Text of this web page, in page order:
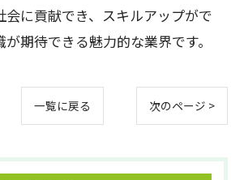
会に貢献でき、スキルアップがで
期待できる魅力的な業界です。
一覧に戻る 次のページ >